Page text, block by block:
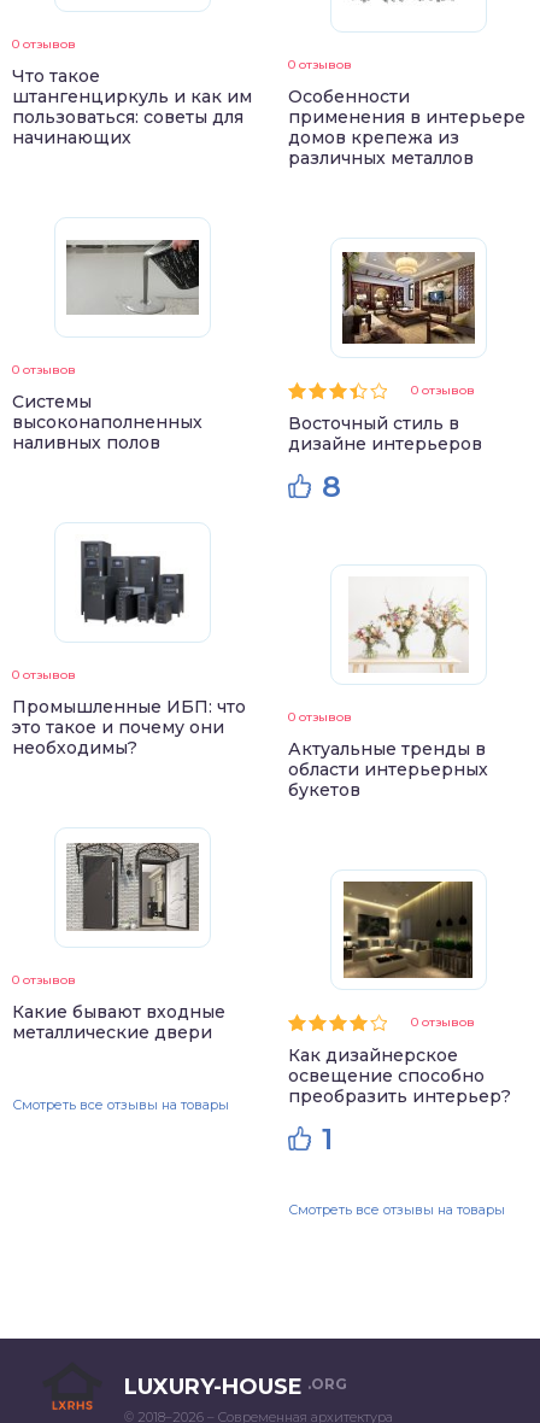
0 отзывов
Что такое
штангенциркуль и как им
пользоваться: советы для
начинающих
0 отзывов
Системы
высоконаполненных
наливных полов
0 отзывов
Промышленные ИБП: что
это такое и почему они
необходимы?
0 отзывов
Какие бывают входные
металлические двери
Смотреть все отзывы на товары
0 отзывов
Особенности
применения в интерьере
домов крепежа из
различных металлов
0 отзывов
Восточный стиль в
дизайне интерьеров
8
0 отзывов
Актуальные тренды в
области интерьерных
букетов
0 отзывов
Как дизайнерское
освещение способно
преобразить интерьер?
1
Смотреть все отзывы на товары
LUXURY-HOUSE .ORG
© 2018–2026 – Современная архитектура